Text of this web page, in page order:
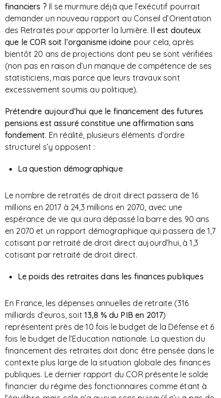
financiers ? Il se murmure déjà que l’exécutif pourrait
demander un nouveau rapport au Conseil d’Orientation
des Retraites pour apporter la lumière. Il est douteux
que le COR soit l’organisme idoine pour cela, après
bientôt 20 ans de projections dont peu se sont vérifiées
(non pas en raison d’un manque de compétence de ses
statisticiens, mais parce que leurs travaux sont
excessivement soumis au politique).
Prétendre aujourd’hui que le financement des futures
pensions est assuré constitue une affirmation sans
fondement. En réalité, plusieurs éléments d’ordre
structurel s’y opposent :
La question démographique
Le nombre de retraités de droit direct passera de 16
millions en 2017 à 24,3 millions en 2070, avec une
espérance de vie qui aura dépassé la barre des 90 ans
en 2070 et un rapport démographique qui passera de 1,7
cotisant par retraité de droit direct aujourd’hui, à 1,3
cotisant par retraité de droit direct.
Le poids des retraites dans les finances publiques
En France, les dépenses annuelles de retraite (316
milliards d’euros, soit 13,8 % du PIB en 2017)
représentent près de 10 fois le budget de la Défense et 6
fois le budget de l’Education nationale. La question du
financement des retraites doit donc être pensée dans le
contexte plus large de la situation globale des finances
publiques. Le dernier rapport du COR présente le solde
financier du régime des fonctionnaires comme étant à